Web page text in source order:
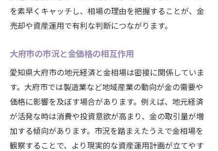
を素早くキャッチし、相場の理由を把握することが、金
売却や資産運用で有利な判断につながります。
大府市の市況と金価格の相互作用
愛知県大府市の地元経済と金相場は密接に関係していま
す。大府市では製造業など地域産業の動向が金の需要や
価格に影響を及ぼす場合があります。例えば、地元経済
が活発な時は消費や投資意欲が高まり、金の取引量が増
加する傾向があります。市況を踏まえたうえで金相場を
観察することで、より現実的な資産運用計画が立てやす